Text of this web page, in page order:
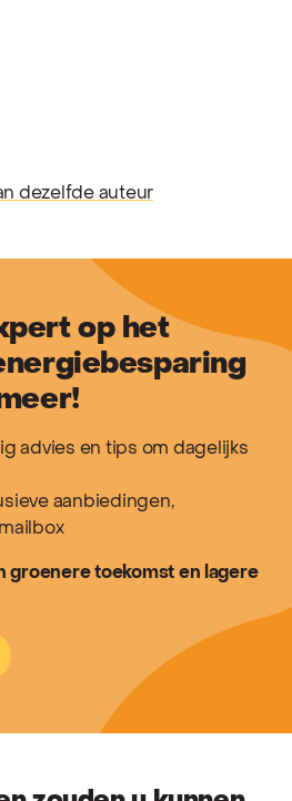
dezelfde auteur
op het
advies en tips om dagelijks
aanbiedingen,
groenere toekomst en lagere